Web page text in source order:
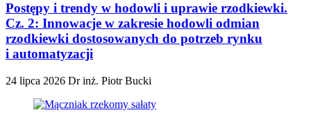
Postępy i trendy w hodowli i uprawie rzodkiewki.
Cz. 2: Innowacje w zakresie hodowli odmian
rzodkiewki dostosowanych do potrzeb rynku
i automatyzacji
24 lipca 2026 Dr inż. Piotr Bucki